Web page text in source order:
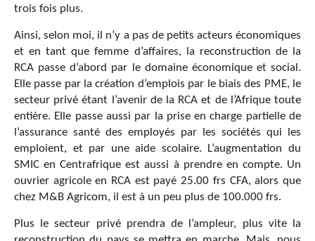
trois fois plus.
Ainsi, selon moi, il n’y a pas de petits acteurs économiques
et en tant que femme d’affaires, la reconstruction de la
RCA passe d’abord par le domaine économique et social.
Elle passe par la création d’emplois par le biais des PME, le
secteur privé étant l’avenir de la RCA et de l’Afrique toute
entière. Elle passe aussi par la prise en charge partielle de
l’assurance santé des employés par les sociétés qui les
emploient, et par une aide scolaire. L’augmentation du
SMIC en Centrafrique est aussi à prendre en compte. Un
ouvrier agricole en RCA est payé 25.00 frs CFA, alors que
chez M&B Agricom, il est à un peu plus de 100.000 frs.
Plus le secteur privé prendra de l’ampleur, plus vite la